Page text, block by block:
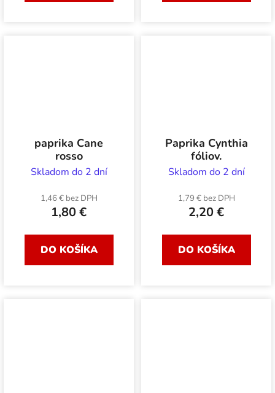
paprika Cane
rosso
Skladom do 2 dní
1,46 € bez DPH
1,80 €
DO KOŠÍKA
Paprika Cynthia
fóliov.
Skladom do 2 dní
1,79 € bez DPH
2,20 €
DO KOŠÍKA